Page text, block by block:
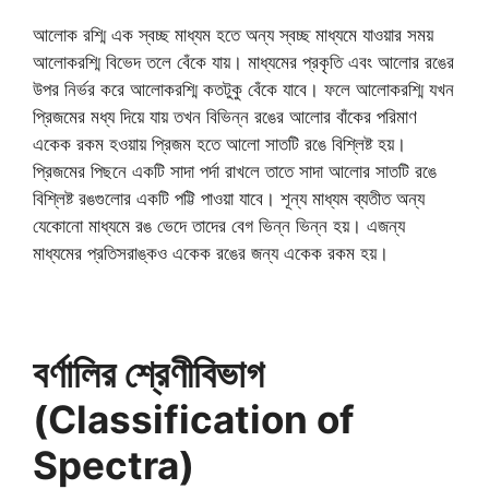
আলোক রশ্মি এক স্বচ্ছ মাধ্যম হতে অন্য স্বচ্ছ মাধ্যমে যাওয়ার সময়
আলোকরশ্মি বিভেদ তলে বেঁকে যায়। মাধ্যমের প্রকৃতি এবং আলোর রঙের
উপর নির্ভর করে আলোকরশ্মি কতটুকু বেঁকে যাবে। ফলে আলোকরশ্মি যখন
প্রিজমের মধ্য দিয়ে যায় তখন বিভিন্ন রঙের আলোর বাঁকের পরিমাণ
একেক রকম হওয়ায় প্রিজম হতে আলো সাতটি রঙে বিশ্লিষ্ট হয়।
প্রিজমের পিছনে একটি সাদা পর্দা রাখলে তাতে সাদা আলোর সাতটি রঙে
বিশ্লিষ্ট রঙগুলোর একটি পট্টি পাওয়া যাবে। শূন্য মাধ্যম ব্যতীত অন্য
যেকোনো মাধ্যমে রঙ ভেদে তাদের বেগ ভিন্ন ভিন্ন হয়। এজন্য
মাধ্যমের প্রতিসরাঙ্কও একেক রঙের জন্য একেক রকম হয়।
বর্ণালির শ্রেণীবিভাগ
(Classification of
Spectra)